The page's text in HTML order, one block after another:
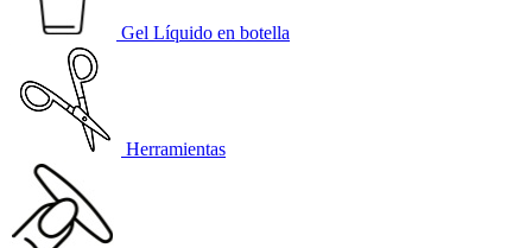
Gel Líquido en botella
Herramientas